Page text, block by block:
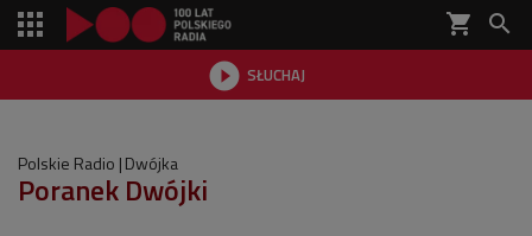
shopping_cart 
 SŁUCHAJ

Polskie Radio Dwójka
Poranek Dwójki